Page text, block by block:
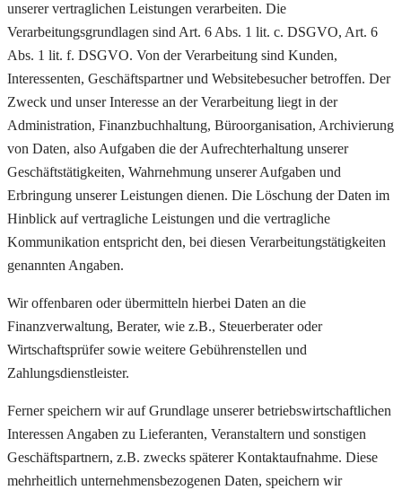
unserer vertraglichen Leistungen verarbeiten. Die
Verarbeitungsgrundlagen sind Art. 6 Abs. 1 lit. c. DSGVO, Art. 6
Abs. 1 lit. f. DSGVO. Von der Verarbeitung sind Kunden,
Interessenten, Geschäftspartner und Websitebesucher betroffen. Der
Zweck und unser Interesse an der Verarbeitung liegt in der
Administration, Finanzbuchhaltung, Büroorganisation, Archivierung
von Daten, also Aufgaben die der Aufrechterhaltung unserer
Geschäftstätigkeiten, Wahrnehmung unserer Aufgaben und
Erbringung unserer Leistungen dienen. Die Löschung der Daten im
Hinblick auf vertragliche Leistungen und die vertragliche
Kommunikation entspricht den, bei diesen Verarbeitungstätigkeiten
genannten Angaben.
Wir offenbaren oder übermitteln hierbei Daten an die
Finanzverwaltung, Berater, wie z.B., Steuerberater oder
Wirtschaftsprüfer sowie weitere Gebührenstellen und
Zahlungsdienstleister.
Ferner speichern wir auf Grundlage unserer betriebswirtschaftlichen
Interessen Angaben zu Lieferanten, Veranstaltern und sonstigen
Geschäftspartnern, z.B. zwecks späterer Kontaktaufnahme. Diese
mehrheitlich unternehmensbezogenen Daten, speichern wir